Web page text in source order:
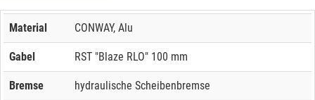
Material CONWAY, Alu
Gabel RST "Blaze RLO" 100 mm
Bremse hydraulische Scheibenbremse